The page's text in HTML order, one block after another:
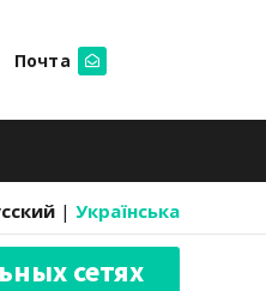
Почта
| Українська
сетях